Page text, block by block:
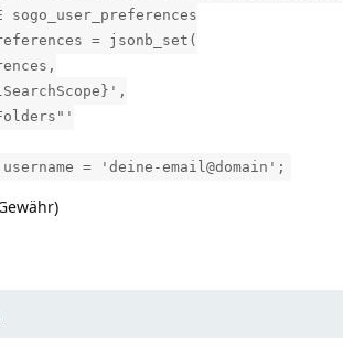
sogo_user_preferences
= jsonb_set(
username = 'deine-email@domain';